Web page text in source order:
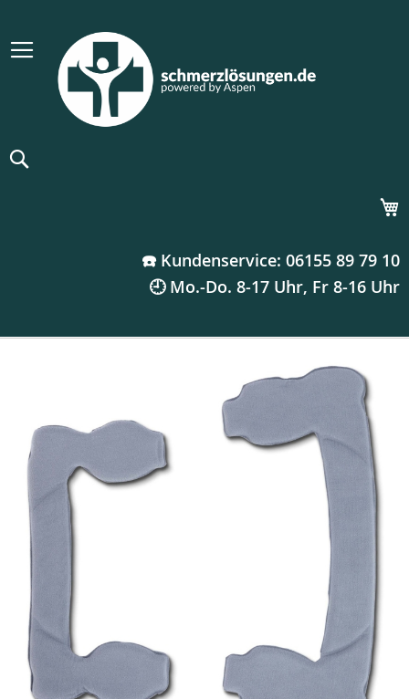
☎️ Kundenservice: 06155 89 79 10
🕘 Mo.-Do. 8-17 Uhr, Fr 8-16 Uhr
springen